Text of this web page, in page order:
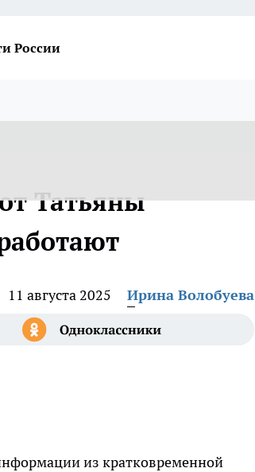
России
Татьяны
11 августа 2025 Ирина Волобуева
из кратковременной